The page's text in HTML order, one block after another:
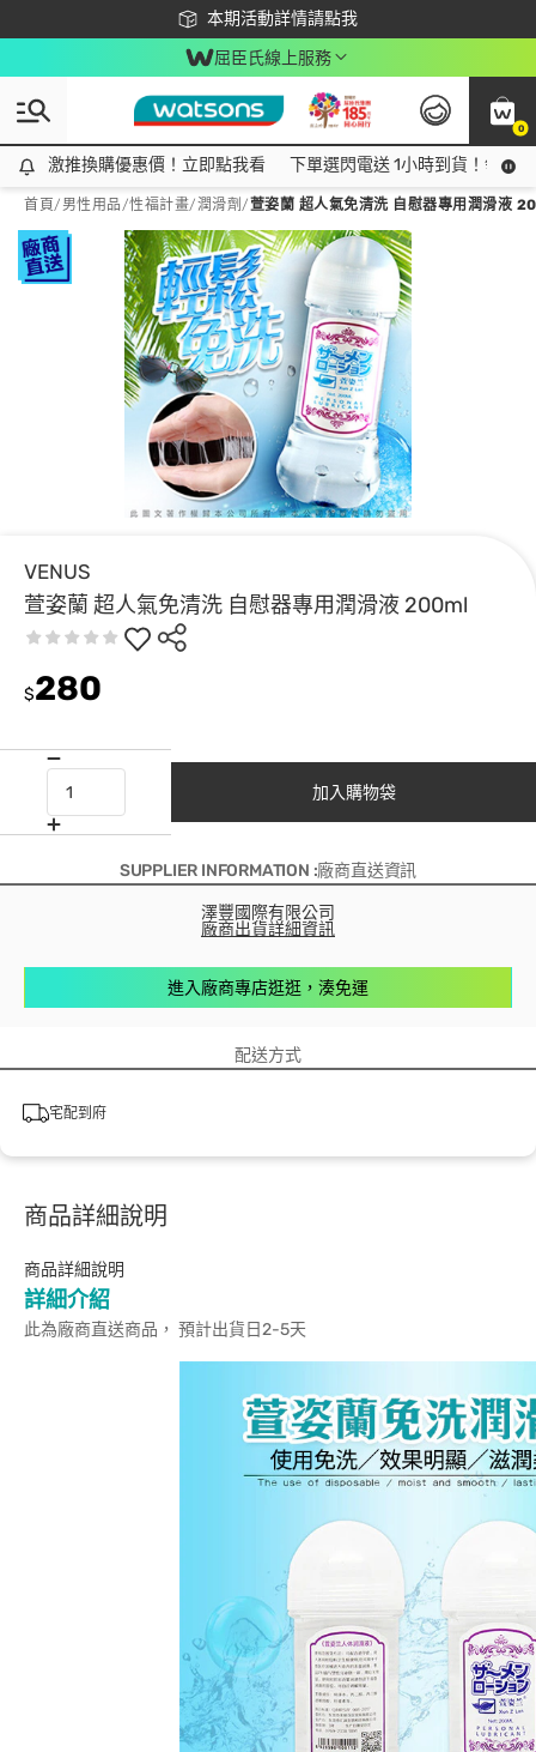
本期活動詳情請點我
下載app最高回饋$350
屈臣氏線上服務
0
激推換購優惠價！立即點我看
激推換購優惠價！立即點我看 下單選閃電送 1小時到貨！領神
首頁/ 男性用品/性福計畫/潤滑劑 /萱姿蘭 超人氣免清洗 自慰器專用潤滑液
VENUS
萱姿蘭 超人氣免清洗 自慰器專用潤滑液 200ml
$280
加入購物袋
SUPPLIER INFORMATION :廠商直送資訊
澤豐國際有限公司
廠商出貨詳細資訊
進入廠商專店逛逛，湊免運
配送方式
宅配到府
商品詳細說明
商品詳細說明
詳細介紹
此為廠商直送商品， 預計出貨日2-5天